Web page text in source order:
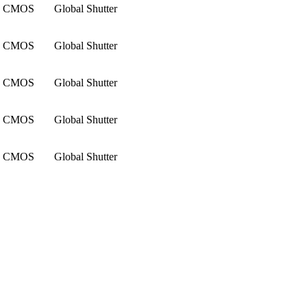
CMOS Global Shutter
CMOS Global Shutter
CMOS Global Shutter
CMOS Global Shutter
CMOS Global Shutter